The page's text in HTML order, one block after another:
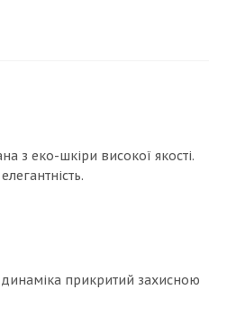
з еко-шкіри високої якості.
прикритий захисною